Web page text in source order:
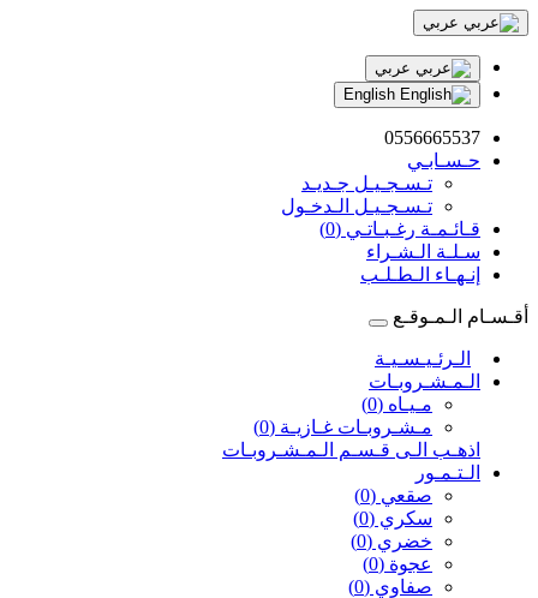
عربي
عربي
0556665537
حـسـابـي
تـسـجـيـل جـديـد
تـسـجـيـل الـدخـول
قـائـمـة رغـبـاتـي (0)
سـلـة الـشـراء
إنـهـاء الـطـلـب
أقـسـام الـمـوقـع
الـرئـيـسـيـة
الـمـشـروبـات
مـيـاه (0)
مـشـروبـات غـازيـة (0)
اذهـب الـى قـسـم الـمـشـروبـات
الـتـمـور
صقعي (0)
سكري (0)
خضري (0)
عجوة (0)
صفاوي (0)